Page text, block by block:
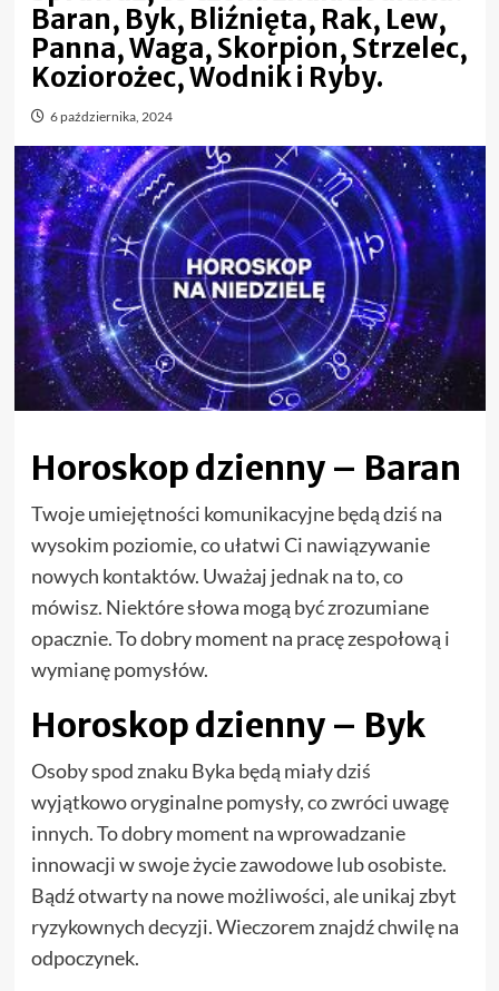
Baran, Byk, Bliźnięta, Rak, Lew,
Panna, Waga, Skorpion, Strzelec,
Koziorożec, Wodnik i Ryby.
6 października, 2024
Horoskop dzienny – Baran
Twoje umiejętności komunikacyjne będą dziś na
wysokim poziomie, co ułatwi Ci nawiązywanie
nowych kontaktów. Uważaj jednak na to, co
mówisz. Niektóre słowa mogą być zrozumiane
opacznie. To dobry moment na pracę zespołową i
wymianę pomysłów.
Horoskop dzienny – Byk
Osoby spod znaku Byka będą miały dziś
wyjątkowo oryginalne pomysły, co zwróci uwagę
innych. To dobry moment na wprowadzanie
innowacji w swoje życie zawodowe lub osobiste.
Bądź otwarty na nowe możliwości, ale unikaj zbyt
ryzykownych decyzji. Wieczorem znajdź chwilę na
odpoczynek.